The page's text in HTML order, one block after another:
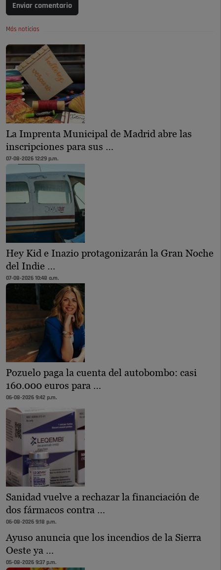
Enviar comentario
Más noticias
La Imprenta Municipal de Madrid abre las
inscripciones para sus …
07-08-2026 12:29 p.m.
Hey Kid e Inazio protagonizarán la Gran Noche
del Indie …
07-08-2026 10:48 a.m.
Pozuelo paga la cuenta del autobombo: casi
160.000 euros para …
06-08-2026 9:42 p.m.
Sanidad vuelve a rechazar la financiación de
dos fármacos contra …
06-08-2026 9:18 p.m.
Ayuso anuncia que los incendios de la Sierra
Oeste ya …
05-08-2026 9:37 p.m.